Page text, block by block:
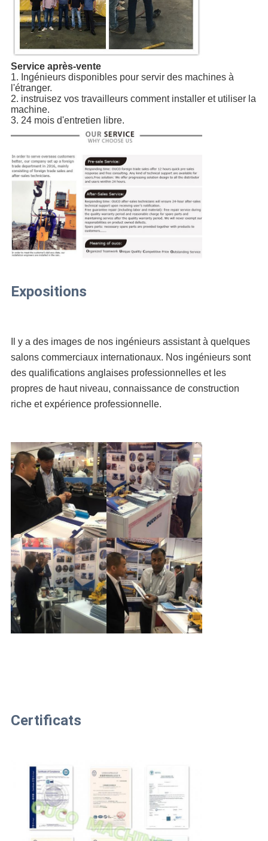
Service après-vente
1. Ingénieurs disponibles pour servir des machines à
l'étranger.
2. instruisez vos travailleurs comment installer et utiliser la
machine.
3. 24 mois d'entretien libre.
Expositions
Il y a des images de nos ingénieurs assistant à quelques
salons commerciaux internationaux. Nos ingénieurs sont
des qualifications anglaises professionnelles et les
propres de haut niveau, connaissance de construction
riche et expérience professionnelle.
Certificats